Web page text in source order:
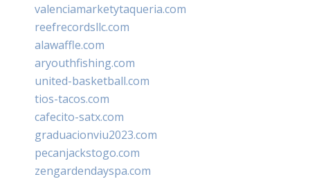
valenciamarketytaqueria.com
reefrecordsllc.com
alawaffle.com
aryouthfishing.com
united-basketball.com
tios-tacos.com
cafecito-satx.com
graduacionviu2023.com
pecanjackstogo.com
zengardendayspa.com